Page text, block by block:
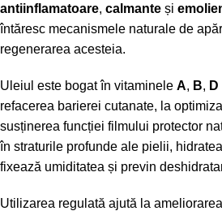
antiinflamatoare, calmante și
întăresc mecanismele naturale de
regenerarea acesteia.
Uleiul este bogat în vitaminele A, B, D
refacerea barierei cutanate, la
susținerea funcției filmului protector
în straturile profunde ale pielii,
fixează umiditatea și previn
Utilizarea regulată ajută la